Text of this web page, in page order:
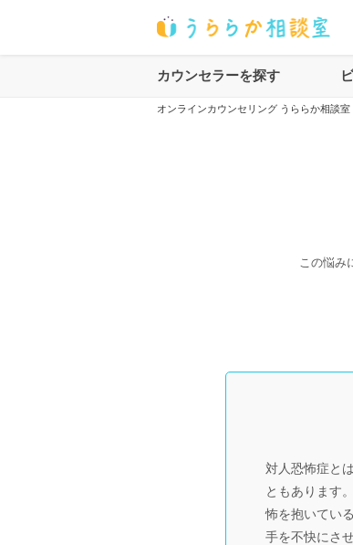
カウンセラーを探す
オンラインカウンセリング うららか相談室
この悩み
対人恐怖症と
ともあります
怖を抱いてい
手を不快にさ